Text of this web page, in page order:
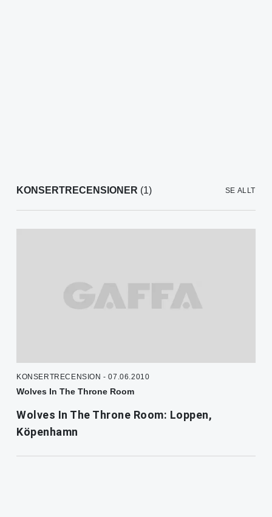
KONSERTRECENSIONER (1) SE ALLT
KONSERTRECENSION - 07.06.2010
Wolves In The Throne Room
Wolves In The Throne Room: Loppen,
Köpenhamn